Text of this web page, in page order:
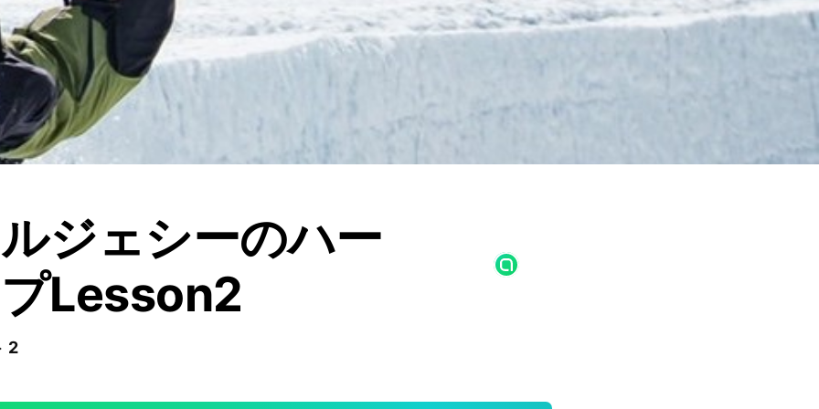
ジェシーのハー
Lesson2
2